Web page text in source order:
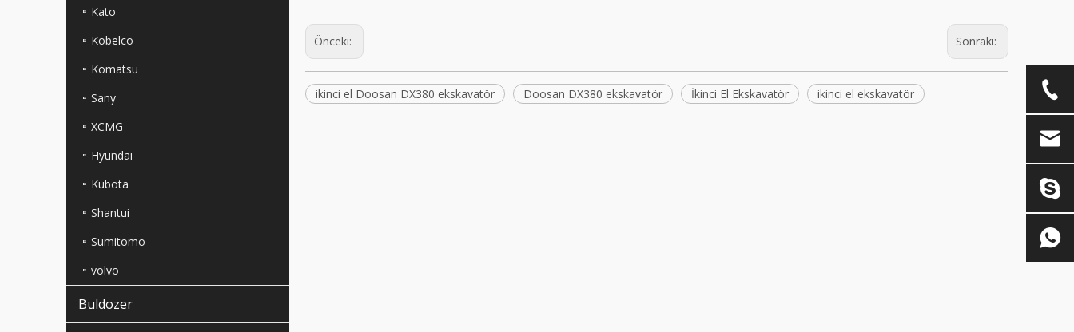
Kato
Kobelco
Komatsu
Sany
XCMG
Hyundai
Kubota
Shantui
Sumitomo
volvo
Buldozer
Önceki: Sonraki:
ikinci el Doosan DX380 ekskavatör Doosan DX380 ekskavatör İkinci El Ekskavatör ikinci el ekskavatör